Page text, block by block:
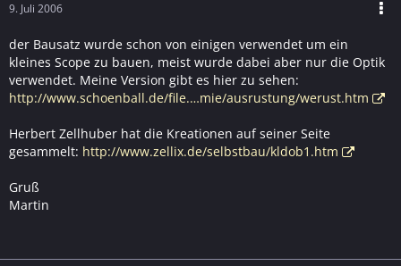
9. Juli 2006
der Bausatz wurde schon von einigen verwendet um ein
kleines Scope zu bauen, meist wurde dabei aber nur die Optik
verwendet. Meine Version gibt es hier zu sehen:
http://www.schoenball.de/file.…mie/ausrustung/werust.htm
Herbert Zellhuber hat die Kreationen auf seiner Seite
gesammelt: http://www.zellix.de/selbstbau/kldob1.htm
Gruß
Martin